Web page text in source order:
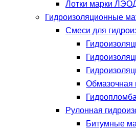
Лотки марки
Гидроизоляционные
Смеси для
Обмазочная
Рулонная
Битумные